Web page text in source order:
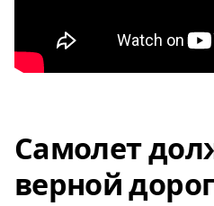
Самолет
верной